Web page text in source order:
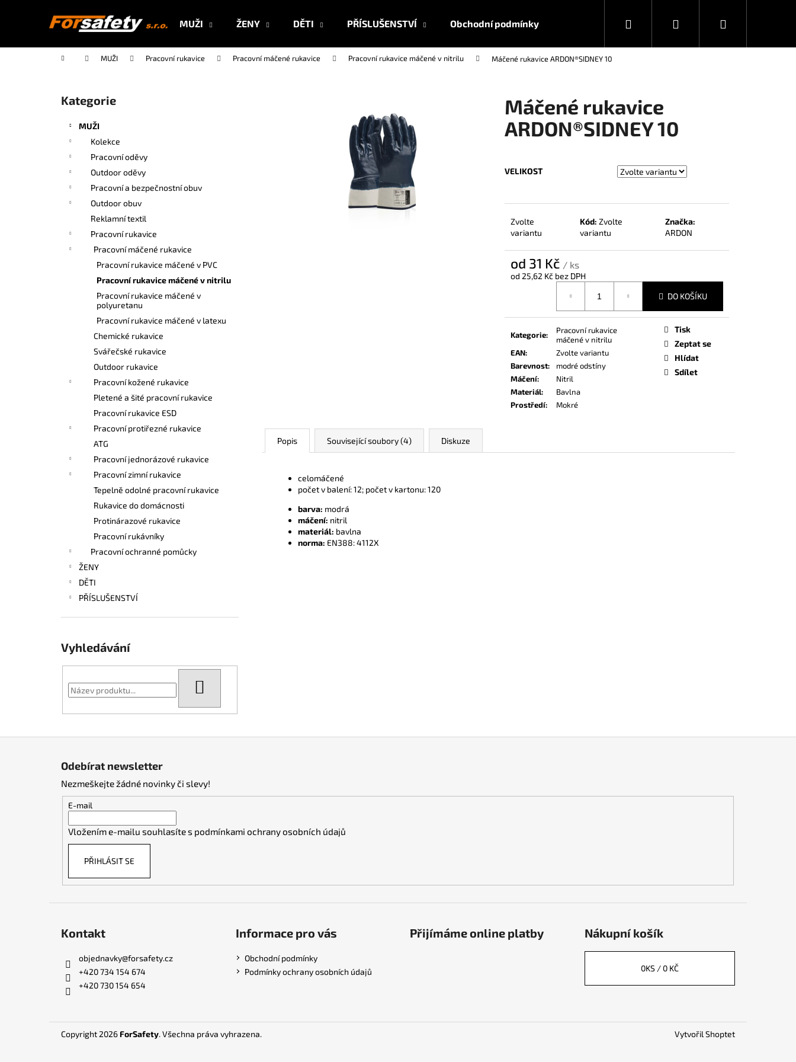
MUŽI ŽENY DĚTI PŘÍSLUŠENSTVÍ Obchodní podmínky Hledat PřihlášeníNákupní
Domů MUŽI Pracovní rukavice Pracovní máčené rukavice Pracovní rukavice máčené v nitrilu Máčené rukavice ARDON®SIDNEY 10
Přeskočit
kategorie
Kategorie
MUŽI
Kolekce
Pracovní oděvy
Outdoor oděvy
Pracovní a bezpečnostní obuv
Outdoor obuv
Reklamní textil
Pracovní rukavice
Pracovní máčené rukavice
Pracovní rukavice máčené v PVC
Pracovní rukavice máčené v nitrilu
Pracovní rukavice máčené v
polyuretanu
Pracovní rukavice máčené v latexu
Chemické rukavice
Svářečské rukavice
Outdoor rukavice
Pracovní kožené rukavice
Pletené a šité pracovní rukavice
Pracovní rukavice ESD
Pracovní protiřezné rukavice
ATG
Pracovní jednorázové rukavice
Pracovní zimní rukavice
Tepelně odolné pracovní rukavice
Rukavice do domácnosti
Protinárazové rukavice
Pracovní rukávníky
Pracovní ochranné pomůcky
ŽENY
DĚTI
PŘÍSLUŠENSTVÍ
Vyhledávání
Máčené rukavice
ARDON®SIDNEY 10
VELIKOST
Zvolte
variantu
Kód: Zvolte
variantu
Značka:
ARDON
od 31 Kč / ks
od 25,62 Kč bez DPH
DO KOŠÍKU
Kategorie:
Pracovní rukavice
máčené v nitrilu
EAN:
Zvolte variantu
Barevnost:
modré odstíny
Máčení:
Nitril
Materiál:
Bavlna
Prostředí: Mokré
Tisk
Zeptat se
Hlídat
Sdílet
Popis Související soubory (4) Diskuze
celomáčené
počet v balení: 12; počet v kartonu: 120
barva: modrá
máčení: nitril
materiál: bavlna
norma: EN388: 4112X
í
Zpět
do
Zpět
do
Co potřebujete najít?
Doporučujeme
Odebírat newsletter
Nezmeškejte žádné novinky či slevy!
E-mail
Vložením e-mailu souhlasíte s podmínkami ochrany osobních údajů
PŘIHLÁSIT SE
Kontakt
objednavky@forsafety.cz
+420 734 154 674
+420 730 154 654
Informace pro vás
Obchodní podmínky
Podmínky ochrany osobních údajů
Přijímáme online platby Nákupní košík
0KS / 0 KČ
Vytvořil Shoptet
Copyright 2026 ForSafety. Všechna práva vyhrazena.